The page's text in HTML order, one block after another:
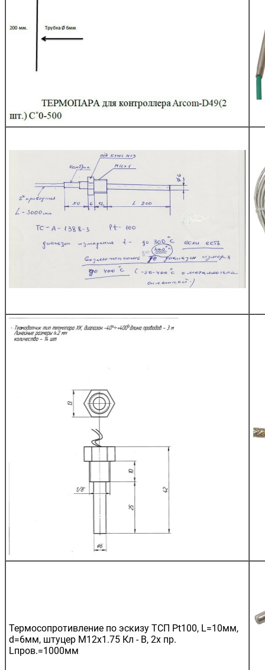
Термосопротивление по эскизу ТСП Pt100, L=10мм,
d=6мм, штуцер М12х1.75 Кл - В, 2х пр.
Lпров.=1000мм